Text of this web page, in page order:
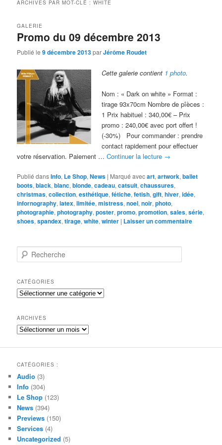
ARCHIVES PAR MOT-CLÉ :WHITE
Promo du 09 décembre 2013
GALERIE
Publié le9 décembre 2013parJérôme Roudet
Cette galerie contient 1 photo.
Nom : « Dark on white » Format :
tirage 93x70cm Nombre de pîèces :
1 Prix habituel : 340,00€ – Prix
promo : 240,00€ avec port offert !
(-30%) Pour commander : prendre
contact rapidement pour effectuer
votre réservation. Paiement …Continuer la lecture →
Publié dansInfo, Le Shop,News | Marqué avecart,artwork,ballet
boots,black,blanc,blonde,cadeau,catsuit,chaussures,
christmas,collection,esthétique,fétiche,fetish,gift,hiver,idée,
infornography,latex,limitée,mistress,noel,noir,photo,
photographie,photography,poster,promo,promotion,sales,série,
shoes,spandex,tirage,white,winter | Laisser un commentaire
e
h
e
r
h
e
CATÉGORIES
Catégories
ARCHIVES
Archives
CATÉGORIES :
Audio (3)
Info (304)
Le Shop (123)
News (394)
Previews (150)
Services (4)
Uncategorized (5)